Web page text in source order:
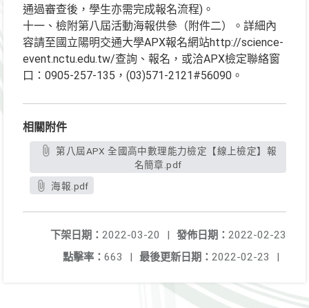
通過審查後，學生亦需完成報名流程)。
十一、檢附第八屆活動海報供參（附件二）。詳細內
容請至國立陽明交通大學APX報名網站http://science-
event.nctu.edu.tw/查詢、報名，或洽APX檢定聯絡窗
口：0905-257-135，(03)571-2121#56090。
相關附件
名簡章.pdf
海報.pdf
發佈日期： 2022-02-23
下架日期： 2022-03-20
|
最後更新日期： 2022-02-23 |
點擊率： 663 |